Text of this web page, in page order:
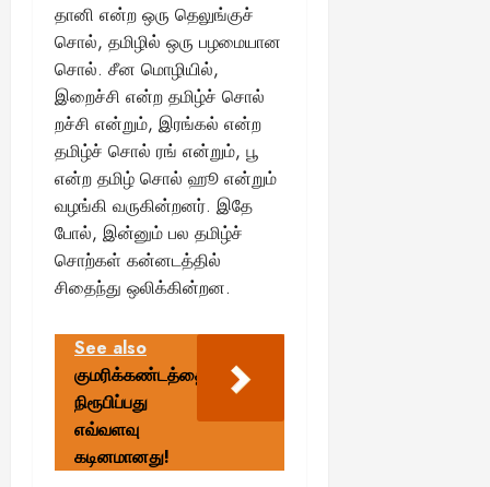
தானி என்ற ஒரு தெலுங்குச்
சொல், தமிழில் ஒரு பழமையான
சொல். சீன மொழியில்,
இறைச்சி என்ற தமிழ்ச் சொல்
றச்சி என்றும், இரங்கல் என்ற
தமிழ்ச் சொல் ரங் என்றும், பூ
என்ற தமிழ் சொல் ஹூ என்றும்
வழங்கி வருகின்றனர். இதே
போல், இன்னும் பல தமிழ்ச்
சொற்கள் கன்னடத்தில்
சிதைந்து ஒலிக்கின்றன.
See also
குமரிக்கண்டத்தை
நிரூபிப்பது
எவ்வளவு
கடினமானது!